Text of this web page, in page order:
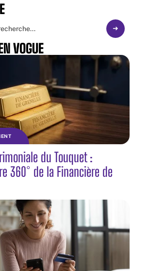
VOGUE
du Touquet :
360° de la Financière de